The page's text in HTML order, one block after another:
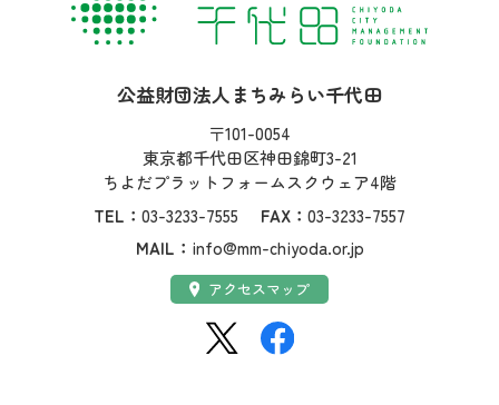
社名：
公益財団法人まちみらい千代田
住所：
〒101-0054
東京都千代田区神田錦町3-21
ちよだプラットフォームスクウェア4階
TEL： 03-3233-7555 FAX： 03-3233-7557
MAIL： info@mm-chiyoda.or.jp
アクセス：
アクセスマップ
SNS：